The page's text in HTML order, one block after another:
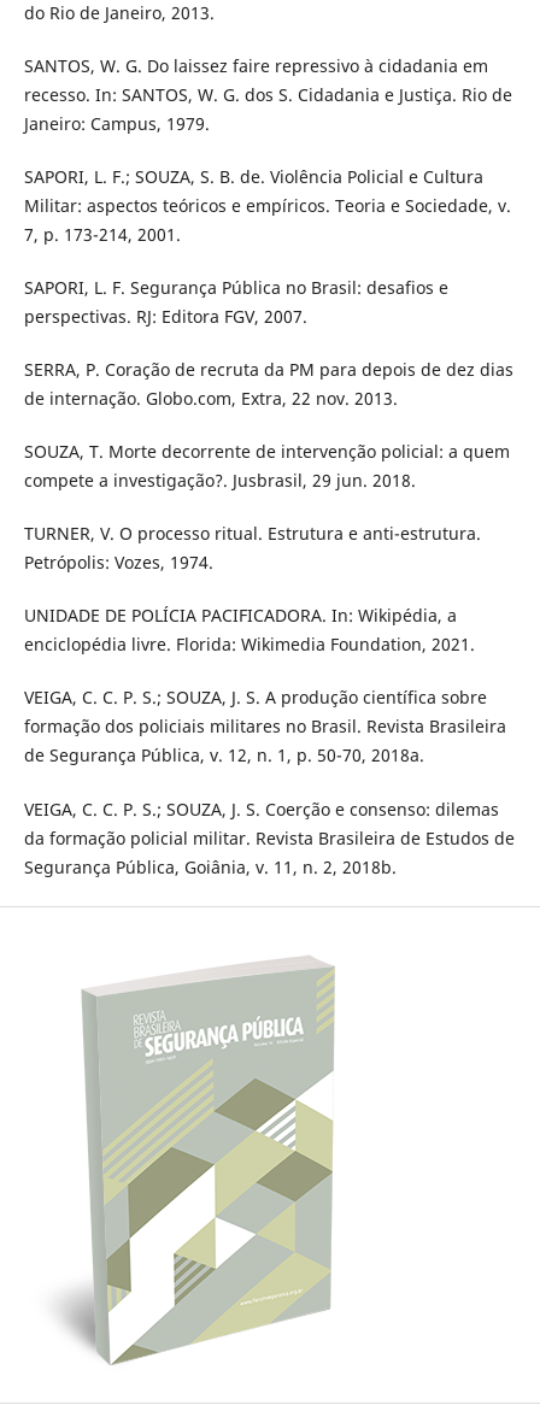
do Rio de Janeiro, 2013.
SANTOS, W. G. Do laissez faire repressivo à cidadania em
recesso. In: SANTOS, W. G. dos S. Cidadania e Justiça. Rio de
Janeiro: Campus, 1979.
SAPORI, L. F.; SOUZA, S. B. de. Violência Policial e Cultura
Militar: aspectos teóricos e empíricos. Teoria e Sociedade, v.
7, p. 173-214, 2001.
SAPORI, L. F. Segurança Pública no Brasil: desafios e
perspectivas. RJ: Editora FGV, 2007.
SERRA, P. Coração de recruta da PM para depois de dez dias
de internação. Globo.com, Extra, 22 nov. 2013.
SOUZA, T. Morte decorrente de intervenção policial: a quem
compete a investigação?. Jusbrasil, 29 jun. 2018.
TURNER, V. O processo ritual. Estrutura e anti-estrutura.
Petrópolis: Vozes, 1974.
UNIDADE DE POLÍCIA PACIFICADORA. In: Wikipédia, a
enciclopédia livre. Florida: Wikimedia Foundation, 2021.
VEIGA, C. C. P. S.; SOUZA, J. S. A produção científica sobre
formação dos policiais militares no Brasil. Revista Brasileira
de Segurança Pública, v. 12, n. 1, p. 50-70, 2018a.
VEIGA, C. C. P. S.; SOUZA, J. S. Coerção e consenso: dilemas
da formação policial militar. Revista Brasileira de Estudos de
Segurança Pública, Goiânia, v. 11, n. 2, 2018b.